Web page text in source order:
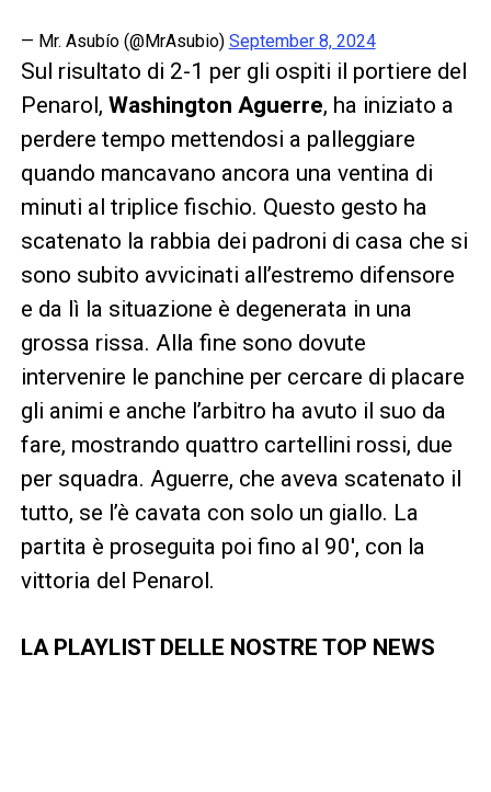
— Mr. Asubío (@MrAsubio) September 8, 2024
Sul risultato di 2-1 per gli ospiti il portiere del
Penarol, Washington Aguerre, ha iniziato a
perdere tempo mettendosi a palleggiare
quando mancavano ancora una ventina di
minuti al triplice fischio. Questo gesto ha
scatenato la rabbia dei padroni di casa che si
sono subito avvicinati all’estremo difensore
e da lì la situazione è degenerata in una
grossa rissa. Alla fine sono dovute
intervenire le panchine per cercare di placare
gli animi e anche l’arbitro ha avuto il suo da
fare, mostrando quattro cartellini rossi, due
per squadra. Aguerre, che aveva scatenato il
tutto, se l’è cavata con solo un giallo. La
partita è proseguita poi fino al 90′, con la
vittoria del Penarol.
LA PLAYLIST DELLE NOSTRE TOP NEWS